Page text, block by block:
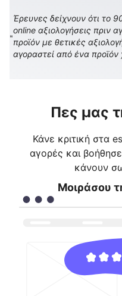
Έρευνες δείχνουν ότι το
online αξιολογήσεις πριν
προϊόν με θετικές
αγοραστεί από ένα προϊόν
Πες μας
Κάνε κριτική στα
αγορές και
κάνουν
Μοιράσου